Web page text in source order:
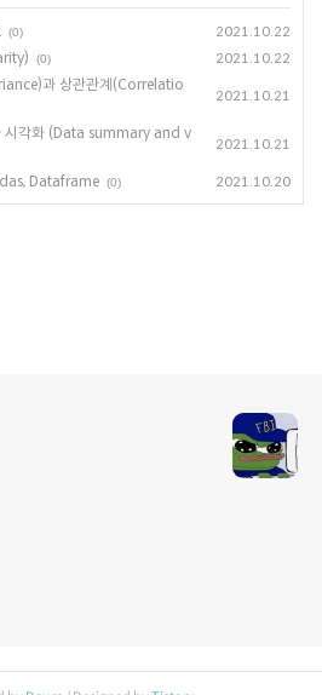
(0) 2021.10.22
(0) 2021.10.22
과 상관관계(Correlatio
2021.10.21
시각화 (Data summary and v
2021.10.21
Dataframe (0) 2021.10.20